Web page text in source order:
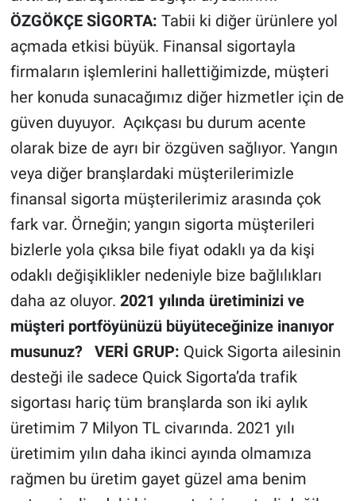
ÖZGÖKÇE SİGORTA: Tabii ki diğer ürünlere yol
açmada etkisi büyük. Finansal sigortayla
firmaların işlemlerini hallettiğimizde, müşteri
her konuda sunacağımız diğer hizmetler için de
güven duyuyor. Açıkçası bu durum acente
olarak bize de ayrı bir özgüven sağlıyor. Yangın
veya diğer branşlardaki müşterilerimizle
finansal sigorta müşterilerimiz arasında çok
fark var. Örneğin; yangın sigorta müşterileri
bizlerle yola çıksa bile fiyat odaklı ya da kişi
odaklı değişiklikler nedeniyle bize bağlılıkları
daha az oluyor. 2021 yılında üretiminizi ve
müşteri portföyünüzü büyüteceğinize inanıyor
musunuz?
VERİ GRUP: Quick Sigorta ailesinin
desteği ile sadece Quick Sigorta’da trafik
sigortası hariç tüm branşlarda son iki aylık
üretimim 7 Milyon TL civarında. 2021 yılı
üretimim yılın daha ikinci ayında olmamıza
rağmen bu üretim gayet güzel ama benim